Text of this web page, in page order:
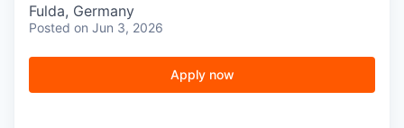
Fulda, Germany
Posted on Jun 3, 2026
Apply now